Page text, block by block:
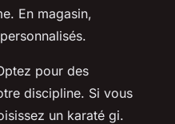
En magasin,
pour des
discipline. Si vous
un karaté gi.